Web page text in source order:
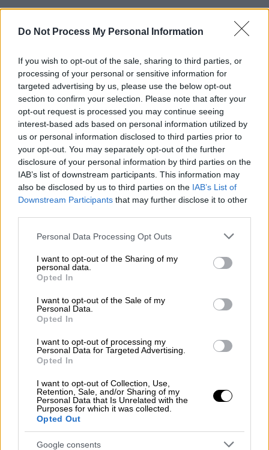
Do Not Process My Personal Information
If you wish to opt-out of the sale, sharing to third parties, or
processing of your personal or sensitive information for
targeted advertising by us, please use the below opt-out
section to confirm your selection. Please note that after your
opt-out request is processed you may continue seeing
interest-based ads based on personal information utilized by
us or personal information disclosed to third parties prior to
your opt-out. You may separately opt-out of the further
disclosure of your personal information by third parties on the
IAB’s list of downstream participants. This information may
also be disclosed by us to third parties on the IAB’s List of
Downstream Participants that may further disclose it to other
Please note that this website/app uses one or more Google
not limited to your visit or usage behaviour. You may click to
grant or deny consent to Google and its third-party tags to
use your data for below specified purposes in below Google
consent section.
Personal Data Processing Opt Outs
I want to opt-out of the Sharing of my
personal data.
Opted In
I want to opt-out of the Sale of my
Personal Data.
Opted In
I want to opt-out of processing my
Personal Data for Targeted Advertising.
Opted In
I want to opt-out of Collection, Use,
Retention, Sale, and/or Sharing of my
Personal Data that Is Unrelated with the
Purposes for which it was collected.
Opted Out
Google consents
ΔΙΑΒΑΣΤΕ ΕΠΙΣΗΣ
Στη ΜΕΘ ο Αρχιεπίσκοπος Αλβανίας
Αναστάσιος: Ραγδαία επιδείνωση της
υγείας του
Ελλάδα|10.01.2025 12:31
Πτώση ασανσέρ στον Ερυθρό Σταυρό:
«Με χειρουργικό εργαλείο ανοίξαμε
την πόρτα» - Σοκαριστική μαρτυρία
Μικτό Ορκωτό Εφετείο Θεσσαλονίκης
-κατά πλειοψηφία- έκανε δεκτά δύο
αιτήματα αναβολής που υπέβαλαν ισάριθμοι
κατηγορούμενων, καταδικασμένων σε πρώτο
βαθμό. Από το σύνολο των κατηγορούμενων
που κρατούνται σε διάφορες φυλακές της
χώρας μετήχθησαν, σήμερα, οι οκτώ στα
δικαστήρια της
υπόλοιποι επέλεξαν, για διάφορους λόγους,
να μην γίνει η μεταγωγή τους.
Πρωτόδικα, οι επτά εξ αυτών
καταδικάστηκαν με την ποινή της ισόβιας